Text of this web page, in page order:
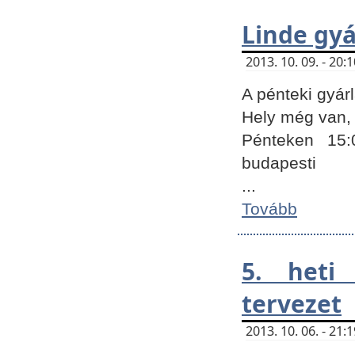
Linde
2013. 10. 09. -
A pénteki
Hely még
Pénteken
budapesti
...
Tovább
5. heti
tervezet
2013. 10. 06. -